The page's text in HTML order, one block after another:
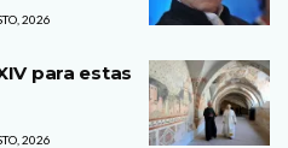
2026
para estas
2026